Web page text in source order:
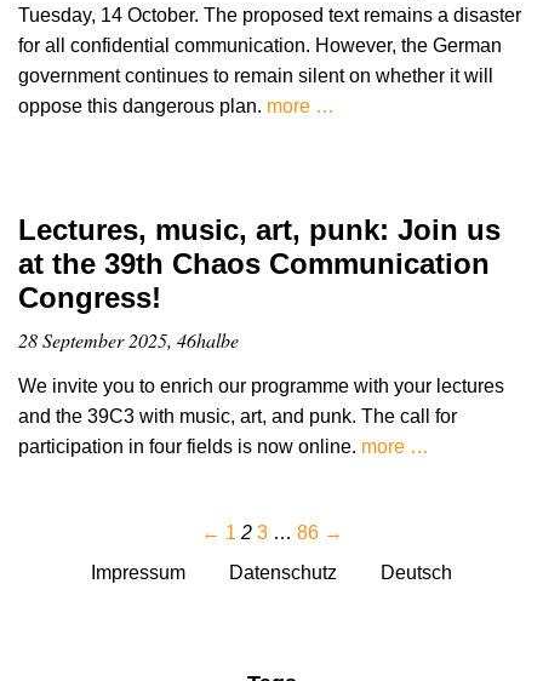
Tuesday, 14 October. The proposed text remains a disaster
for all confidential communication. However, the German
government continues to remain silent on whether it will
oppose this dangerous plan. more …
Lectures, music, art, punk: Join us
at the 39th Chaos Communication
Congress!
28 September 2025, 46halbe
We invite you to enrich our programme with your lectures
and the 39C3 with music, art, and punk. The call for
participation in four fields is now online. more …
← 1 2 3 … 86 →
Impressum
Datenschutz Deutsch